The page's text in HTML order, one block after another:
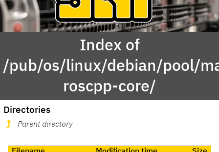
Index of
/pub/os/linux/debian/pool/
roscpp-core/
Directories
Parent directory